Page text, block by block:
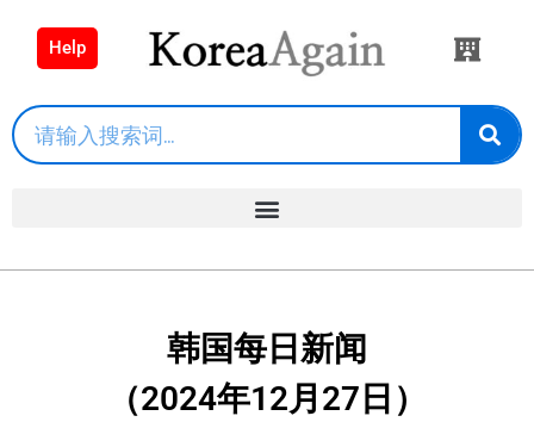
Help
韩国每日新闻
（2024年12月27日）